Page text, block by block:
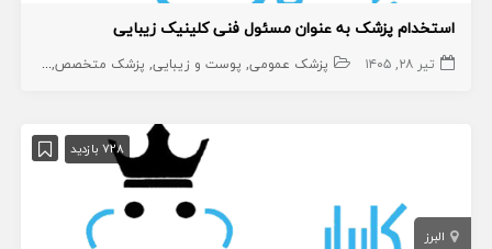
استخدام پزشک به عنوان مسئول فنی کلینیک زیبایی
تیر ۲۸, ۱۴۰۵ پزشک عمومی پوست و زیبایی پزشک متخصص زیبایی
728 بازدید
البرز